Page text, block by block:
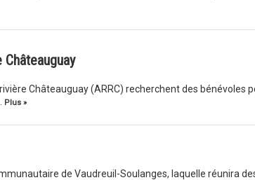
Châteauguay (ARRC) recherchent des bénévoles
Plus »
de Vaudreuil-Soulanges, laquelle réunira